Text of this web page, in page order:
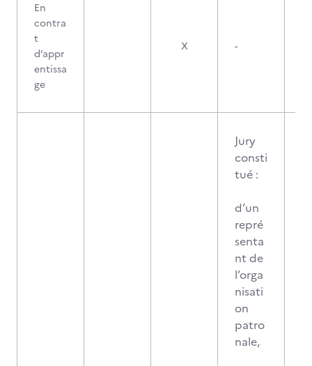
En
contra
t
d’appr
entissa
ge
X -
Jury
consti
tué :
d’un
repré
senta
nt de
l’orga
nisati
on
patro
nale,